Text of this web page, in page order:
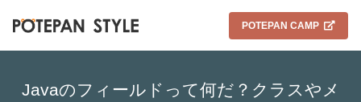
POTEPAN CAMP
Javaのフィールドって何だ？クラスやメ